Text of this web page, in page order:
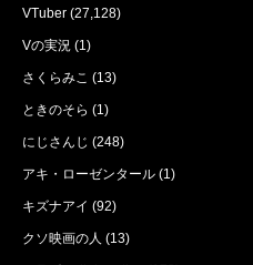
VTuber (27,128)
Vの実況 (1)
さくらみこ (13)
ときのそら (1)
にじさんじ (248)
アキ・ローゼンタール (1)
キズナアイ (92)
クソ映画の人 (13)